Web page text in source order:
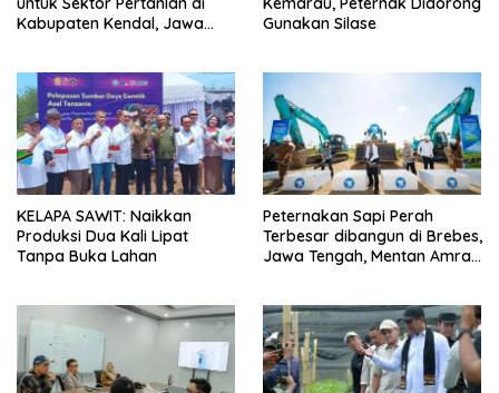
Kabupaten Kendal, Jawa
Gunakan Silase
KELAPA SAWIT: Naikkan
Produksi Dua Kali Lipat
Tanpa Buka Lahan
Peternakan Sapi Perah
Terbesar dibangun di Brebes,
Jawa Tengah, Mentan Amran